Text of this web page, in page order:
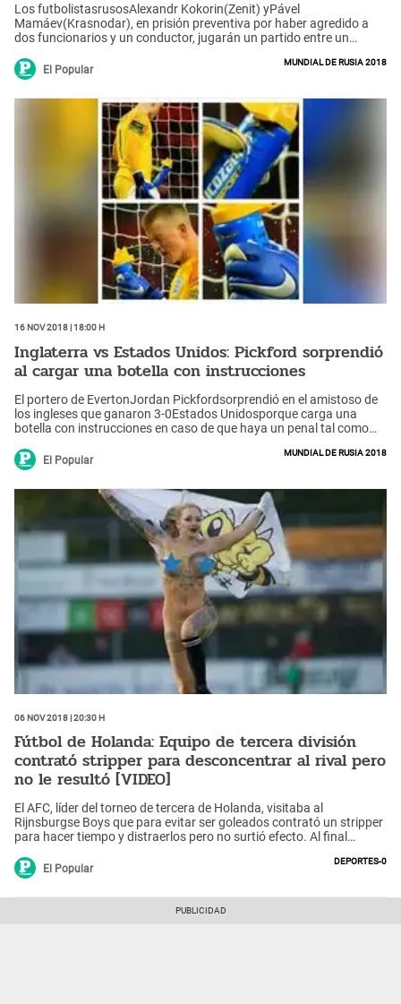
Los futbolistasrusosAlexandr Kokorin(Zenit) yPável
Mamáev(Krasnodar), en prisión preventiva por haber agredido a
dos funcionarios y un conductor, jugarán un partido entre un
El Popular
Mundial de Rusia 2018
16 Nov 2018 | 18:00 h
Inglaterra vs Estados Unidos: Pickford sorprendió
al cargar una botella con instrucciones
El portero de EvertonJordan Pickfordsorprendió en el amistoso de
los ingleses que ganaron 3-0Estados Unidosporque carga una
botella con instrucciones en caso de que haya un penal tal como
El Popular
Mundial de Rusia 2018
06 Nov 2018 | 20:30 h
Fútbol de Holanda: Equipo de tercera división
contrató stripper para desconcentrar al rival pero
no le resultó [VIDEO]
El AFC, líder del torneo de tercera de Holanda, visitaba al
Rijnsburgse Boys que para evitar ser goleados contrató un stripper
para hacer tiempo y distraerlos pero no surtió efecto. Al final
El Popular
Deportes-0